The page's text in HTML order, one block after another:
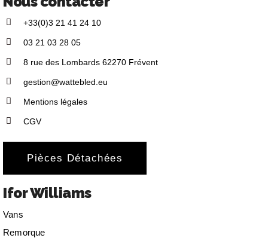
+33(0)3 21 41 24 10
03 21 03 28 05
8 rue des Lombards 62270 Frévent
gestion@wattebled.eu
Mentions légales
CGV
Pièces Détachées
Ifor Williams
Vans
Remorque